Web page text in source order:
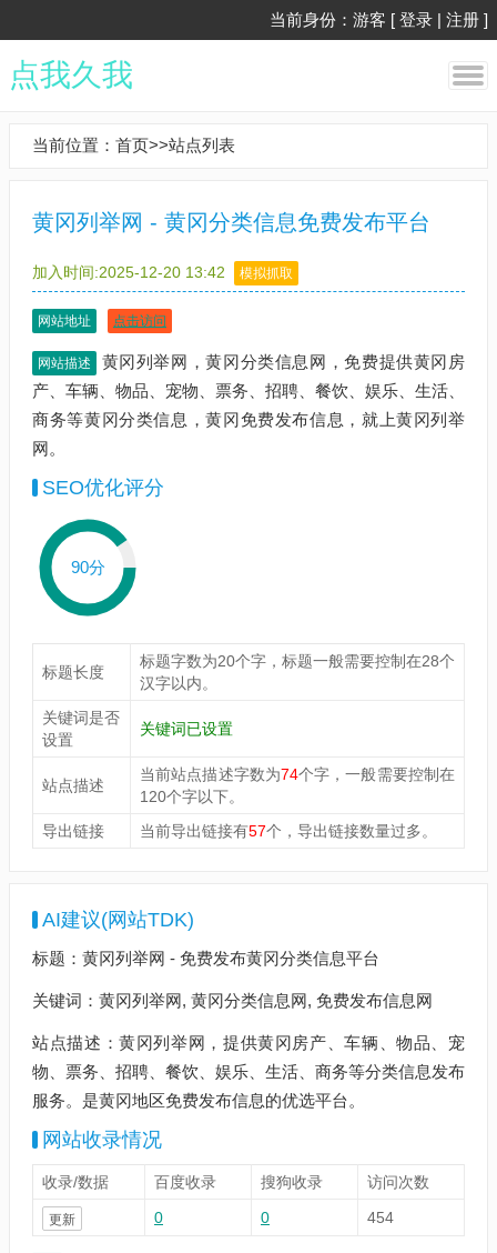
当前身份：游客 [ 登录 | 注册 ]
点我久我
当前位置： 首页>>站点列表
黄冈列举网 - 黄冈分类信息免费发布平台
加入时间:2025-12-20 13:42 模拟抓取
网站地址 点击访问
网站描述
黄冈列举网，黄冈分类信息网，免费提供黄冈房
产、车辆、物品、宠物、票务、招聘、餐饮、娱乐、生活、
商务等黄冈分类信息，黄冈免费发布信息，就上黄冈列举
网。
SEO优化评分
90分
标题长度
标题字数为20个字，标题一般需要控制在28个
汉字以内。
关键词是否
设置
关键词已设置
站点描述
当前站点描述字数为74个字，一般需要控制在
120个字以下。
导出链接
当前导出链接有57个，导出链接数量过多。
AI建议(网站TDK)
标题：黄冈列举网 - 免费发布黄冈分类信息平台
关键词：黄冈列举网, 黄冈分类信息网, 免费发布信息网
站点描述：黄冈列举网，提供黄冈房产、车辆、物品、宠
物、票务、招聘、餐饮、娱乐、生活、商务等分类信息发布
服务。是黄冈地区免费发布信息的优选平台。
网站收录情况
收录/数据 百度收录 搜狗收录 访问次数
更新 0 0 454